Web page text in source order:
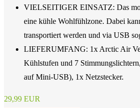
VIELSEITIGER EINSATZ: Das
eine kühle Wohlfühlzone. Dabei
transportiert werden und via USB
LIEFERUMFANG: 1x Arctic Air
Kühlstufen und 7
auf Mini-USB), 1x Netzstecker.
29,99 EUR